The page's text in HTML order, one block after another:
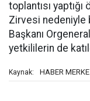
toplantısı
Zirvesi nedeniyle
Başkanı
yetkililerin de
Kaynak: HABER